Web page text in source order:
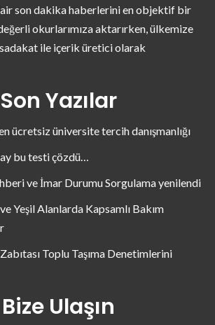
son dakika haberlerini en objektif bir
okurlarımıza aktarırken, ülkemize
sadakat ile içerik üretici olarak
Son Yazılar
ücretsiz üniversite tercih danışmanlığı
bu testi çözdü…
ve İmar Durumu Sorgulama yenilendi
Yeşil Alanlarda Kapsamlı Bakım
Toplu Taşıma Denetimlerini
Bize Ulaşın